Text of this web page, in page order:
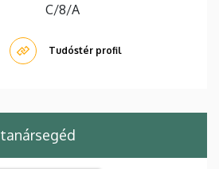
C/8/A
Tudóstér profil
tanársegéd